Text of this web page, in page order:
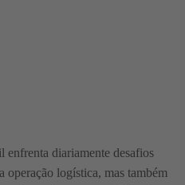
enfrenta diariamente desafios
operação logística, mas também